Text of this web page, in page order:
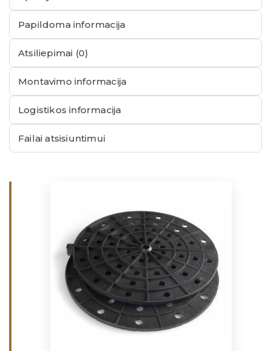
Papildoma informacija
Atsiliepimai (0)
Montavimo informacija
Logistikos informacija
Failai atsisiuntimui